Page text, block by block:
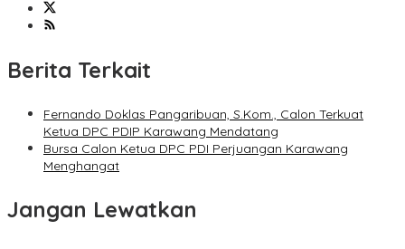
Berita Terkait
Fernando Doklas Pangaribuan, S.Kom., Calon Terkuat
Ketua DPC PDIP Karawang Mendatang
Bursa Calon Ketua DPC PDI Perjuangan Karawang
Menghangat
Jangan Lewatkan